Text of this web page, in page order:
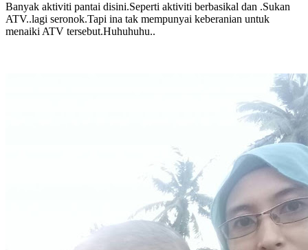
Banyak aktiviti pantai disini.Seperti aktiviti berbasikal dan .Sukan
ATV..lagi seronok.Tapi ina tak mempunyai keberanian untuk
menaiki ATV tersebut.Huhuhuhu..